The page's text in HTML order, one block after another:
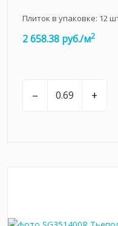
Плиток в упаковке: 12
2 658.38 руб./м2
– +